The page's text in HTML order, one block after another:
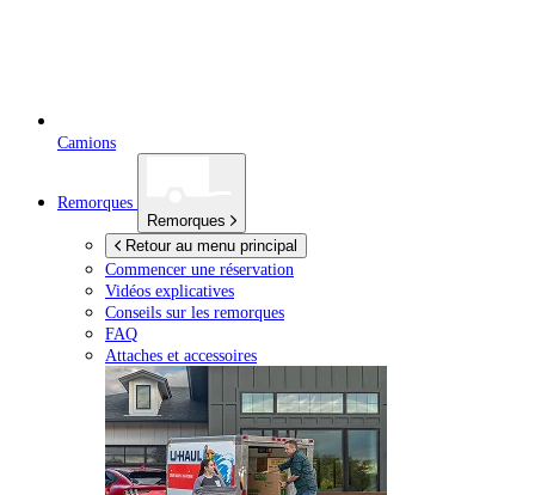
Camions
Remorques
Remorques
Retour au menu principal
Commencer une réservation
Vidéos explicatives
Conseils sur les remorques
FAQ
Attaches et accessoires